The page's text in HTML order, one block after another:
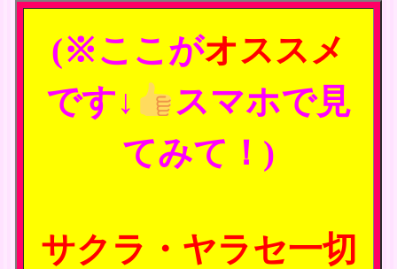
(※ここがオススメ
です↓
スマホで見
てみて！)
サクラ・ヤラセ一切